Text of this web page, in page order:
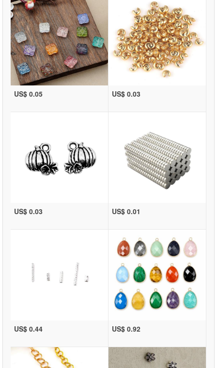
US$ 0.05 US$ 0.03
US$ 0.03 US$ 0.01
US$ 0.44 US$ 0.92